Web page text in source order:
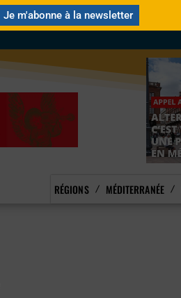
RÉGIONS MÉDITERRANÉE